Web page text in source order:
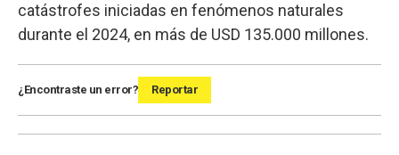
catástrofes iniciadas en fenómenos naturales
durante el 2024, en más de USD 135.000 millones.
¿Encontraste un error? Reportar